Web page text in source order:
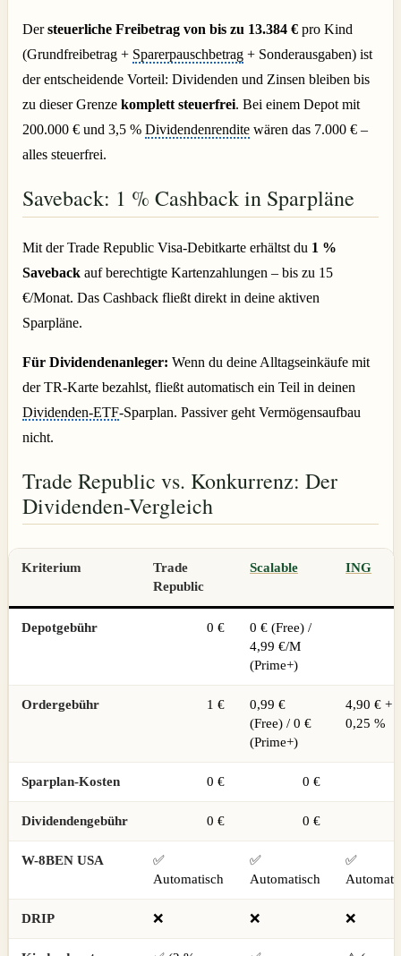
Dersteuerliche Freibetrag von bis zu 13.384 € pro Kind
(Grundfreibetrag + Sparerpauschbetrag + Sonderausgaben) ist
der entscheidende Vorteil: Dividenden und Zinsen bleiben bis
zu dieser Grenze komplett steuerfrei. Bei einem Depot mit
200.000 € und 3,5 % Dividendenrendite wären das 7.000 € –
alles steuerfrei.
Saveback: 1 % Cashback in Sparpläne
Mit der Trade Republic Visa-Debitkarte erhältst du 1 %
Saveback auf berechtigte Kartenzahlungen – bis zu 15
€/Monat. Das Cashback fließt direkt in deine aktiven
Sparpläne.
Für Dividendenanleger: Wenn du deine Alltagseinkäufe mit
der TR-Karte bezahlst, fließt automatisch ein Teil in deinen
Dividenden-ETF-Sparplan. Passiver geht Vermögensaufbau
nicht.
Trade Republic vs. Konkurrenz: Der
Dividenden-Vergleich
Kriterium
Trade
Republic
Scalable ING
Depotgebühr 0 €
0 € (Free) /
4,99 €/M
(Prime+)
Ordergebühr 1 €
0,99 €
(Free) / 0 €
(Prime+)
4,90 € +
0,25 %
Sparplan-Kosten 0 € 0 €
Dividendengebühr 0 € 0 €
W-8BEN USA
✅
Automatisch
✅
Automatisch
✅
DRIP ❌ ❌ ❌